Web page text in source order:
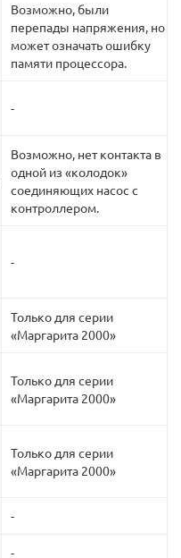
Возможно, были
перепады напряжения, но
может означать ошибку
памяти процессора.
-
Возможно, нет контакта в
одной из «колодок»
соединяющих насос с
контроллером.
-
Только для серии
«Маргарита 2000»
Только для серии
«Маргарита 2000»
Только для серии
«Маргарита 2000»
-
-